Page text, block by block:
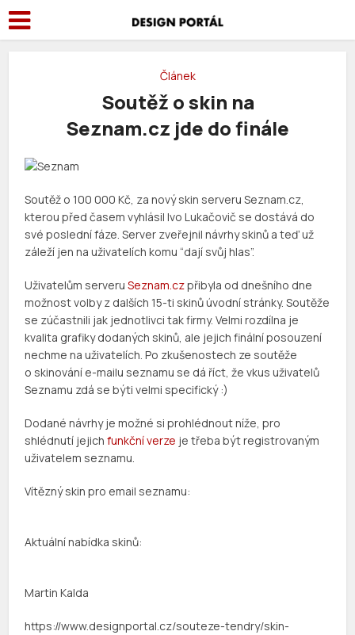
Článek
Soutěž o skin na
Seznam.cz jde do finále
Soutěž o 100 000 Kč, za nový skin serveru Seznam.cz,
kterou před časem vyhlásil Ivo Lukačovič se dostává do
své poslední fáze. Server zveřejnil návrhy skinů a teď už
záleží jen na uživatelích komu “dají svůj hlas”.
Uživatelům serveruSeznam.czpřibyla od dnešního dne
možnost volby z dalších 15-ti skinů úvodní stránky. Soutěže
se zúčastnili jak jednotlivci tak firmy. Velmi rozdílna je
kvalita grafiky dodaných skinů, ale jejich finální posouzení
nechme na uživatelích. Po zkušenostech ze soutěže
o skinování e-mailu seznamu se dá říct, že vkus uživatelů
Seznamu zdá se býti velmi specifický :)
Dodané návrhy je možné si prohlédnout níže, pro
shlédnutí jejichfunkční verze je třeba být registrovaným
uživatelem seznamu.
Vítězný skin pro email seznamu:
Aktuální nabídka skinů:
Martin Kalda
https://www.designportal.cz/souteze-tendry/skin-